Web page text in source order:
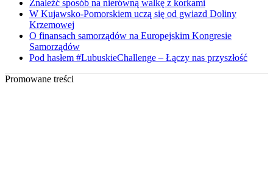
Znaleźć sposób na nierówną walkę z korkami
W Kujawsko-Pomorskiem uczą się od gwiazd Doliny
Krzemowej
O finansach samorządów na Europejskim Kongresie
Samorządów
Pod hasłem #LubuskieChallenge – Łączy nas przyszłość
Promowane treści